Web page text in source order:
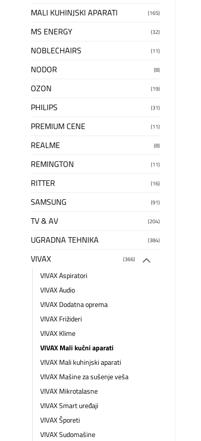
MALI KUHINJSKI APARATI (165)
MS ENERGY (32)
NOBLECHAIRS (11)
NODOR (8)
OZON (19)
PHILIPS (31)
PREMIUM CENE (11)
REALME (8)
REMINGTON (11)
RITTER (16)
SAMSUNG (91)
TV & AV (204)
UGRADNA TEHNIKA (384)
VIVAX (366)
VIVAX Aspiratori
VIVAX Audio
VIVAX Dodatna oprema
VIVAX Frižideri
VIVAX Klime
VIVAX Mali kućni aparati
VIVAX Mali kuhinjski aparati
VIVAX Mašine za sušenje veša
VIVAX Mikrotalasne
VIVAX Smart uređaji
VIVAX Šporeti
VIVAX Sudomašine